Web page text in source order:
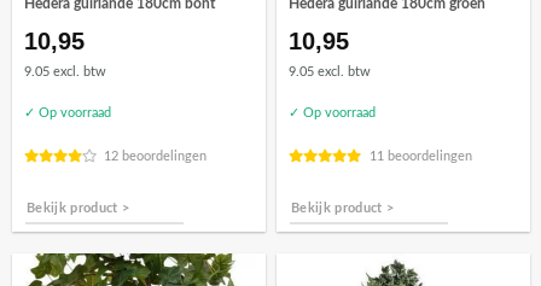
Hedera guirlande 180cm bont
10,95
9.05 excl. btw
✓ Op voorraad
12 beoordelingen
Bekijk product >
Hedera guirlande 180cm groen
10,95
9.05 excl. btw
✓ Op voorraad
11 beoordelingen
Bekijk product >